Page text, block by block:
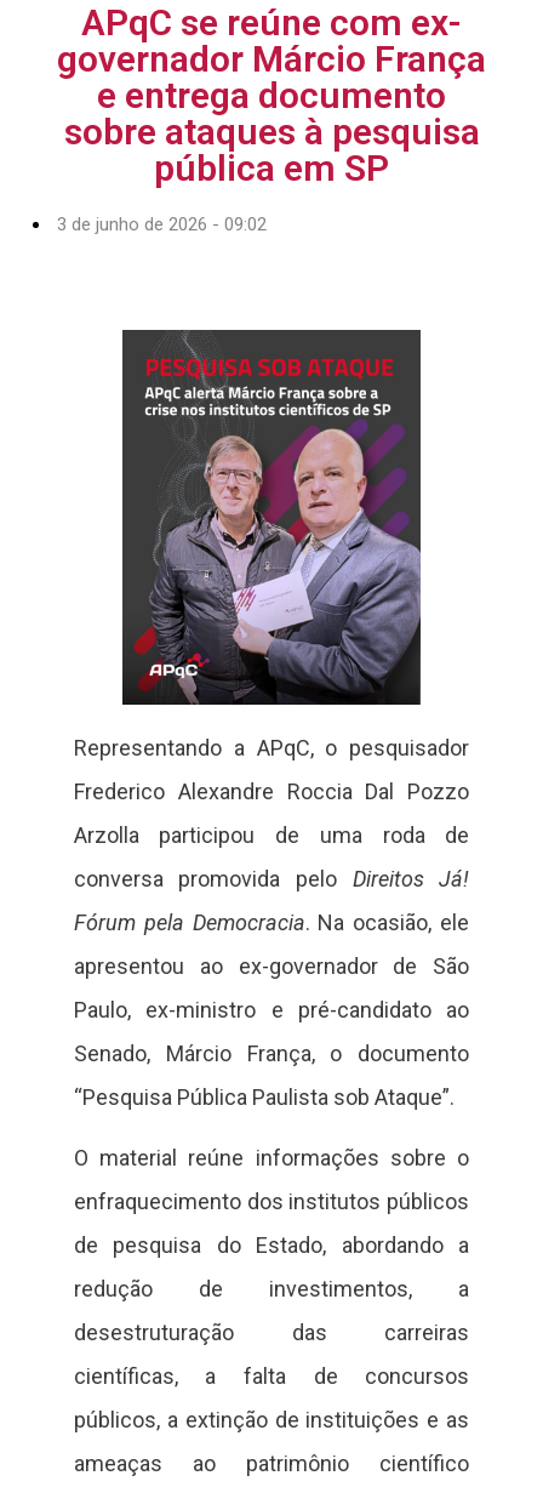
APqC se reúne com ex-
governador Márcio França
e entrega documento
sobre ataques à pesquisa
pública em SP
3 de junho de 2026 - 09:02
Representando a APqC, o pesquisador
Frederico Alexandre Roccia Dal Pozzo
Arzolla participou de uma roda de
conversa promovida pelo Direitos Já!
Fórum pela Democracia. Na ocasião, ele
apresentou ao ex-governador de São
Paulo, ex-ministro e pré-candidato ao
Senado, Márcio França, o documento
“Pesquisa Pública Paulista sob Ataque”.
O material reúne informações sobre o
enfraquecimento dos institutos públicos
de pesquisa do Estado, abordando a
redução de investimentos, a
desestruturação das carreiras
científicas, a falta de concursos
públicos, a extinção de instituições e as
ameaças ao patrimônio científico